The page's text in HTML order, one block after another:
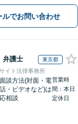
ルでお問い合わせ
弁護士 東京都
イト法律事務所
面談方法(対面・電
話・ビデオなど)は
応相談
営業時
間：本日
定休日